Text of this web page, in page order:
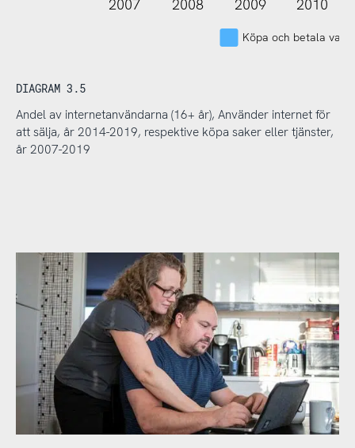
2007 2008 2009 2010
Köpa och betala
DIAGRAM 3.5
Andel av internetanvändarna (16+ år), Använder internet för
att sälja, år 2014-2019, respektive köpa saker eller tjänster,
år 2007-2019